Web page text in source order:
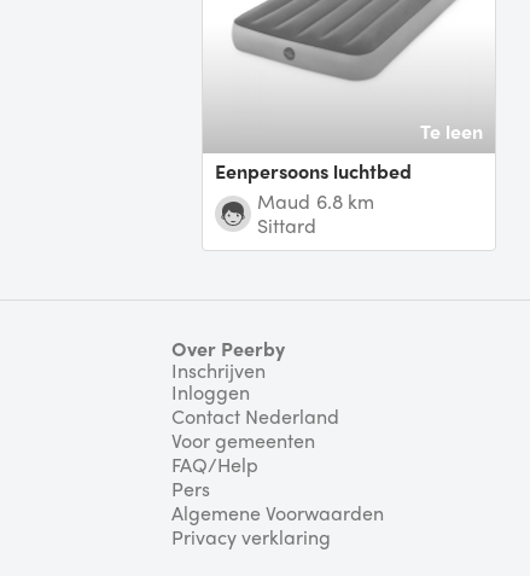
Te leen
Eenpersoons luchtbed
Maud 6.8 km
Sittard
Over Peerby
Inschrijven
Inloggen
Contact Nederland
Voor gemeenten
FAQ/Help
Pers
Algemene Voorwaarden
Privacy verklaring